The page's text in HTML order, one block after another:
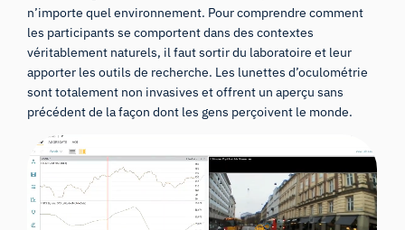
n’importe quel environnement. Pour comprendre comment
les participants se comportent dans des contextes
véritablement naturels, il faut sortir du laboratoire et leur
apporter les outils de recherche. Les lunettes d’oculométrie
sont totalement non invasives et offrent un aperçu sans
précédent de la façon dont les gens perçoivent le monde.